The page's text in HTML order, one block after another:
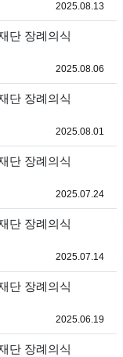
2025.08.13
단 장례의식
2025.08.06
단 장례의식
2025.08.01
단 장례의식
2025.07.24등록
단 장례의식
2025.07.14등록
단 장례의식
2025.06.19
단 장례의식